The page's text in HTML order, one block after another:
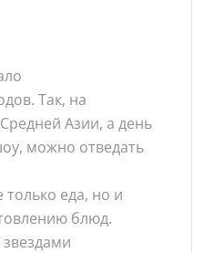
Так, на
Азии, а день
можно отведать
еда, но и
блюд.